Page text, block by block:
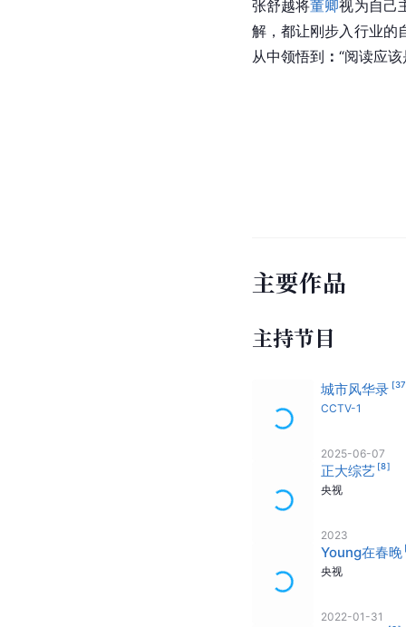
张舒越将董卿视为自己
解，都让刚步入行业的
从中领悟到 ： “阅读应
主要作品
主持节目
城市风华录 [37
CCTV-1
2025-06-07
正大综艺 [8]
央视
2023
Young在春晚
央视
2022-01-31